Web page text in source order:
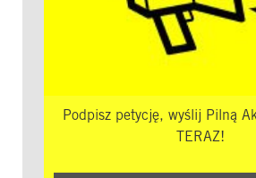
Podpisz petycję, wyślij Pilną
TERAZ!